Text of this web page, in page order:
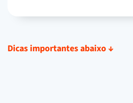
Dicas importantes abaixo ↓